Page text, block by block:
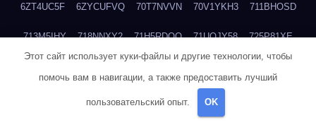
6ZT4UC5F 6ZYCUFVQ 70T7NVVN 70V1YKH3 711BHOSD
713M5IHY 718NNXY2 71H5RDOO 71UQJY58 725P81XE
Этот сайт использует куки-файлы и другие технологии, чтобы
помочь вам в навигации, а также предоставить лучший
пользовательский опыт. OK